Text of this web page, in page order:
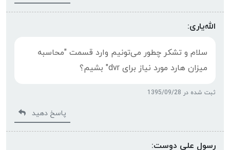
الله‌یاری:
سلام و تشکر چطور می‌تونیم وارد قسمت "محاسبه
میزان هارد مورد نیاز برای dvr" بشیم؟
ثبت شده در 1395/09/28
پاسخ دهید
رسول علی دوست: